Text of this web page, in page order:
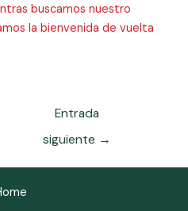
buscamos nuestro
la bienvenida de vuelta
Entrada
siguiente →